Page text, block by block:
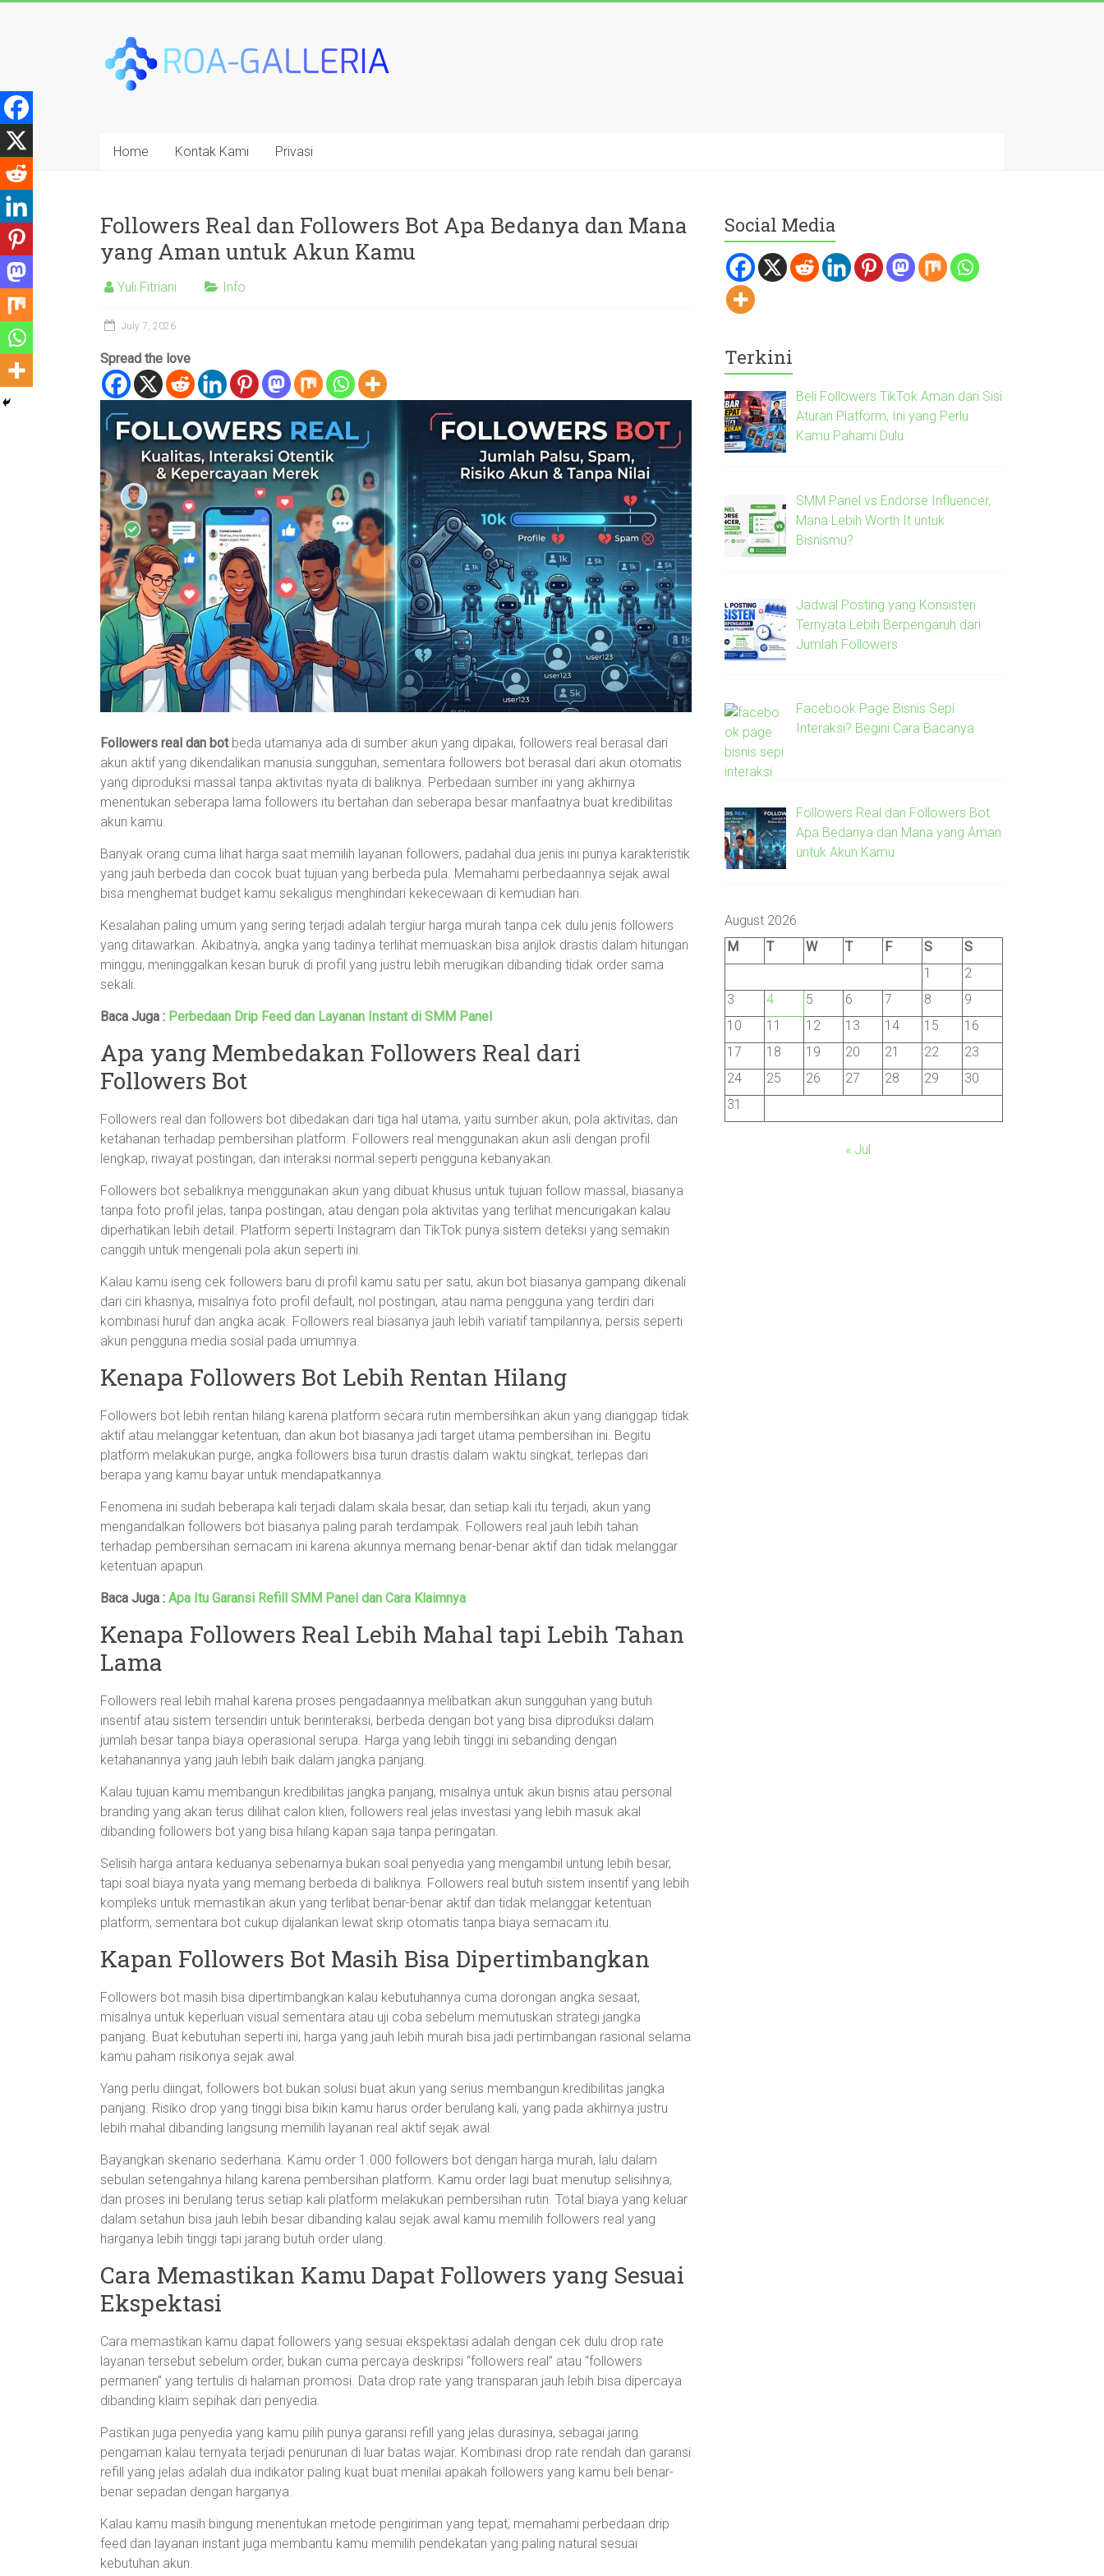
Roa-
galleria.com
Home Kontak Kami Privasi
Followers Real dan Followers Bot Apa Bedanya dan Mana
yang Aman untuk Akun Kamu
Yuli Fitriani Info
July 7, 2026
Spread the love
Followers real dan botbeda utamanya ada di sumber akun yang dipakai, followers real berasal dari
akun aktif yang dikendalikan manusia sungguhan, sementara followers bot berasal dari akun otomatis
yang diproduksi massal tanpa aktivitas nyata di baliknya. Perbedaan sumber ini yang akhirnya
menentukan seberapa lama followers itu bertahan dan seberapa besar manfaatnya buat kredibilitas
akun kamu.
Banyak orang cuma lihat harga saat memilih layanan followers, padahal dua jenis ini punya karakteristik
yang jauh berbeda dan cocok buat tujuan yang berbeda pula. Memahami perbedaannya sejak awal
bisa menghemat budget kamu sekaligus menghindari kekecewaan di kemudian hari.
Kesalahan paling umum yang sering terjadi adalah tergiur harga murah tanpa cek dulu jenis followers
yang ditawarkan. Akibatnya, angka yang tadinya terlihat memuaskan bisa anjlok drastis dalam hitungan
minggu, meninggalkan kesan buruk di profil yang justru lebih merugikan dibanding tidak order sama
sekali.
Baca Juga : Perbedaan Drip Feed dan Layanan Instant di SMM Panel
Apa yang Membedakan Followers Real dari
Followers Bot
Followers real dan followers bot dibedakan dari tiga hal utama, yaitu sumber akun, pola aktivitas, dan
ketahanan terhadap pembersihan platform. Followers real menggunakan akun asli dengan profil
lengkap, riwayat postingan, dan interaksi normal seperti pengguna kebanyakan.
Followers bot sebaliknya menggunakan akun yang dibuat khusus untuk tujuan follow massal, biasanya
tanpa foto profil jelas, tanpa postingan, atau dengan pola aktivitas yang terlihat mencurigakan kalau
diperhatikan lebih detail. Platform seperti Instagram dan TikTok punya sistem deteksi yang semakin
canggih untuk mengenali pola akun seperti ini.
Kalau kamu iseng cek followers baru di profil kamu satu per satu, akun bot biasanya gampang dikenali
dari ciri khasnya, misalnya foto profil default, nol postingan, atau nama pengguna yang terdiri dari
kombinasi huruf dan angka acak. Followers real biasanya jauh lebih variatif tampilannya, persis seperti
akun pengguna media sosial pada umumnya.
Kenapa Followers Bot Lebih Rentan Hilang
Followers bot lebih rentan hilang karena platform secara rutin membersihkan akun yang dianggap tidak
aktif atau melanggar ketentuan, dan akun bot biasanya jadi target utama pembersihan ini. Begitu
platform melakukan purge, angka followers bisa turun drastis dalam waktu singkat, terlepas dari
berapa yang kamu bayar untuk mendapatkannya.
Fenomena ini sudah beberapa kali terjadi dalam skala besar, dan setiap kali itu terjadi, akun yang
mengandalkan followers bot biasanya paling parah terdampak. Followers real jauh lebih tahan
terhadap pembersihan semacam ini karena akunnya memang benar-benar aktif dan tidak melanggar
ketentuan apapun.
Baca Juga : Apa Itu Garansi Refill SMM Panel dan Cara Klaimnya
Kenapa Followers Real Lebih Mahal tapi Lebih Tahan
Lama
Followers real lebih mahal karena proses pengadaannya melibatkan akun sungguhan yang butuh
insentif atau sistem tersendiri untuk berinteraksi, berbeda dengan bot yang bisa diproduksi dalam
jumlah besar tanpa biaya operasional serupa. Harga yang lebih tinggi ini sebanding dengan
ketahanannya yang jauh lebih baik dalam jangka panjang.
Kalau tujuan kamu membangun kredibilitas jangka panjang, misalnya untuk akun bisnis atau personal
branding yang akan terus dilihat calon klien, followers real jelas investasi yang lebih masuk akal
dibanding followers bot yang bisa hilang kapan saja tanpa peringatan.
Selisih harga antara keduanya sebenarnya bukan soal penyedia yang mengambil untung lebih besar,
tapi soal biaya nyata yang memang berbeda di baliknya. Followers real butuh sistem insentif yang lebih
kompleks untuk memastikan akun yang terlibat benar-benar aktif dan tidak melanggar ketentuan
platform, sementara bot cukup dijalankan lewat skrip otomatis tanpa biaya semacam itu.
Kapan Followers Bot Masih Bisa Dipertimbangkan
Followers bot masih bisa dipertimbangkan kalau kebutuhannya cuma dorongan angka sesaat,
misalnya untuk keperluan visual sementara atau uji coba sebelum memutuskan strategi jangka
panjang. Buat kebutuhan seperti ini, harga yang jauh lebih murah bisa jadi pertimbangan rasional selama
kamu paham risikonya sejak awal.
Yang perlu diingat, followers bot bukan solusi buat akun yang serius membangun kredibilitas jangka
panjang. Risiko drop yang tinggi bisa bikin kamu harus order berulang kali, yang pada akhirnya justru
lebih mahal dibanding langsung memilih layanan real aktif sejak awal.
Bayangkan skenario sederhana. Kamu order 1.000 followers bot dengan harga murah, lalu dalam
sebulan setengahnya hilang karena pembersihan platform. Kamu order lagi buat menutup selisihnya,
dan proses ini berulang terus setiap kali platform melakukan pembersihan rutin. Total biaya yang keluar
dalam setahun bisa jauh lebih besar dibanding kalau sejak awal kamu memilih followers real yang
harganya lebih tinggi tapi jarang butuh order ulang.
Cara Memastikan Kamu Dapat Followers yang Sesuai
Ekspektasi
Cara memastikan kamu dapat followers yang sesuai ekspektasi adalah dengan cek dulu drop rate
layanan tersebut sebelum order, bukan cuma percaya deskripsi “followers real” atau “followers
permanen” yang tertulis di halaman promosi. Data drop rate yang transparan jauh lebih bisa dipercaya
dibanding klaim sepihak dari penyedia.
Pastikan juga penyedia yang kamu pilih punya garansi refill yang jelas durasinya, sebagai jaring
pengaman kalau ternyata terjadi penurunan di luar batas wajar. Kombinasi drop rate rendah dan garansi
refill yang jelas adalah dua indikator paling kuat buat menilai apakah followers yang kamu beli benar-
benar sepadan dengan harganya.
Kalau kamu masih bingung menentukan metode pengiriman yang tepat, memahami perbedaan drip
feed dan layanan instant juga membantu kamu memilih pendekatan yang paling natural sesuai
kebutuhan akun.
Social Media
Terkini
Beli Followers TikTok Aman dari Sisi
Aturan Platform, Ini yang Perlu
Kamu Pahami Dulu
SMM Panel vs Endorse Influencer,
Mana Lebih Worth It untuk
Bisnismu?
Jadwal Posting yang Konsisten
Ternyata Lebih Berpengaruh dari
Jumlah Followers
Facebook Page Bisnis Sepi
Interaksi? Begini Cara Bacanya
Followers Real dan Followers Bot
Apa Bedanya dan Mana yang Aman
untuk Akun Kamu
August 2026
M
T W T F S
S
1
2
3
4 5 6 7 8
9
10
11 12 13 14 15
16
17
18 19 20 21 22
23
24
25 26 27 28 29
30
31
« Jul